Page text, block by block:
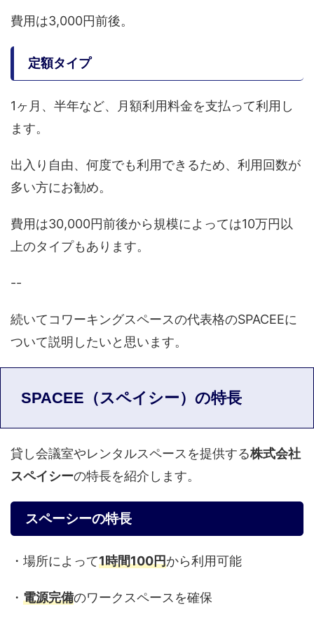
費用は3,000円前後。
定額タイプ
1ヶ月、半年など、月額利用料金を支払って利用し
ます。
出入り自由、何度でも利用できるため、利用回数が
多い方にお勧め。
費用は30,000円前後から規模によっては10万円以
上のタイプもあります。
--
続いてコワーキングスペースの代表格のSPACEEに
ついて説明したいと思います。
SPACEE（スペイシー）の特長
貸し会議室やレンタルスペースを提供する株式会社
スペイシーの特長を紹介します。
スペーシーの特長
・場所によって1時間100円から利用可能
・ 電源完備のワークスペースを確保